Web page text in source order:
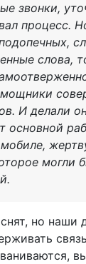
звонки,
процесс.
слова,
И делали
основной
могли
но наши